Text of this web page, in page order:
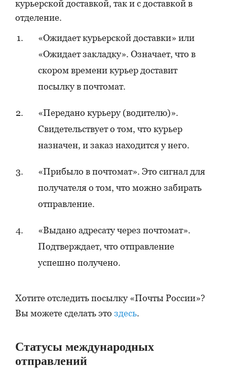
курьерской доставкой, так и с доставкой в
отделение.
«Ожидает курьерской доставки» или
«Ожидает закладку». Означает, что в
скором времени курьер доставит
посылку в почтомат.
«Передано курьеру (водителю)».
Свидетельствует о том, что курьер
назначен, и заказ находится у него.
«Прибыло в почтомат». Это сигнал для
получателя о том, что можно забирать
отправление.
«Выдано адресату через почтомат».
Подтверждает, что отправление
успешно получено.
Хотите отследить посылку «Почты России»?
Вы можете сделать это здесь.
Статусы международных
отправлений